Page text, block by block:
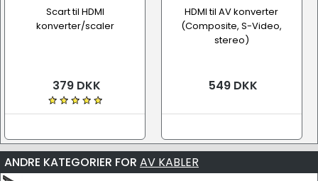
Scart til HDMI
konverter/scaler
379 DKK
HDMI til AV konverter
(Composite, S-Video,
stereo)
549 DKK
ANDRE KATEGORIER FOR AV KABLER